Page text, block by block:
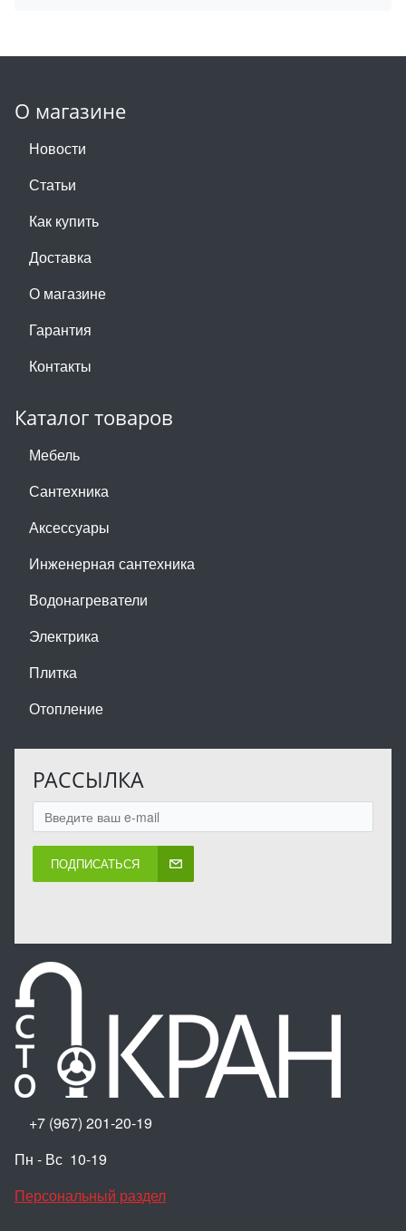
О магазине
Новости
Статьи
Как купить
Доставка
О магазине
Гарантия
Контакты
Каталог товаров
Мебель
Сантехника
Аксессуары
Инженерная сантехника
Водонагреватели
Электрика
Плитка
Отопление
РАССЫЛКА
ПОДПИСАТЬСЯ
+7 (967) 201-20-19
Пн - Вс 10-19
Персональный раздел